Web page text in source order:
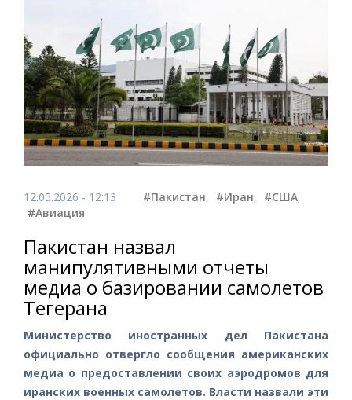
12.05.2026 - 12:13 #Пакистан, #Иран, #США,
#Авиация
Пакистан назвал
манипулятивными отчеты
медиа о базировании самолетов
Тегерана
Министерство иностранных дел Пакистана
официально отвергло сообщения американских
медиа о предоставлении своих аэродромов для
иранских военных самолетов. Власти назвали эти